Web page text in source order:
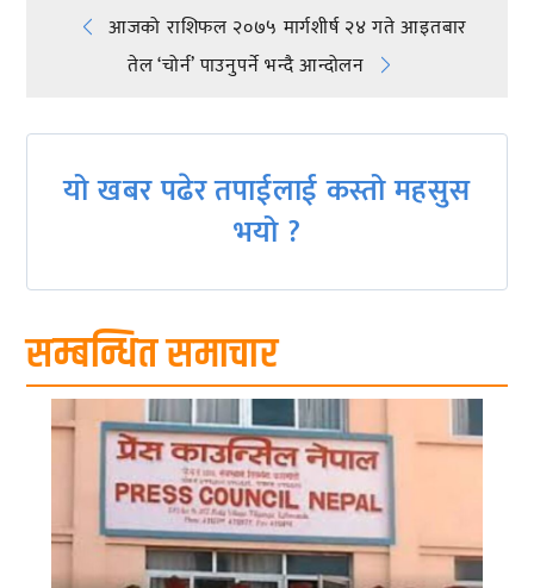
Post
navigation
आजको राशिफल २०७५ मार्गशीर्ष २४ गते आइतबार
तेल ‘चोर्न’ पाउनुपर्ने भन्दै आन्दोलन
यो खबर पढेर तपाईलाई कस्तो महसुस
भयो ?
सम्बन्धित समाचार